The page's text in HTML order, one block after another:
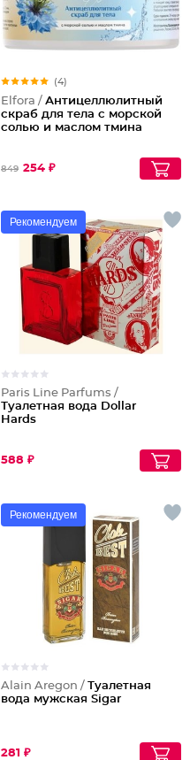
(4)
Elfora / Антицеллюлитный
скраб для тела с морской
солью и маслом тмина
849 254 ₽
Рекомендуем
Paris Line Parfums /
Туалетная вода Dollar
Hards
588 ₽
Рекомендуем
Alain Aregon / Туалетная
вода мужская Sigar
281 ₽